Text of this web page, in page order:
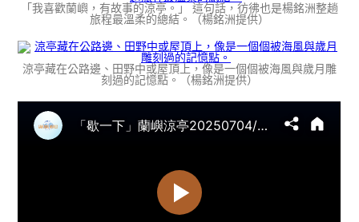
「我喜歡蘭嶼，有故事的涼亭。」 這句話，彷彿也是楊銘洲整趟
旅程最溫柔的總結。（楊銘洲提供）
涼亭藏在公路邊、田野中或屋頂上，像是一個個被海風與歲月雕
刻過的記憶點。（楊銘洲提供）